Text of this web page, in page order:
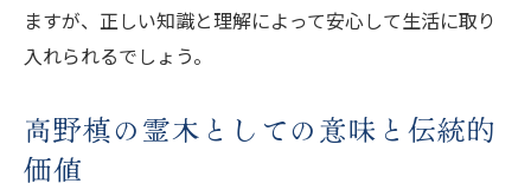
ますが、正しい知識と理解によって安心して生活に取り
入れられるでしょう。
高野槙の霊木としての意味と伝統的
価値